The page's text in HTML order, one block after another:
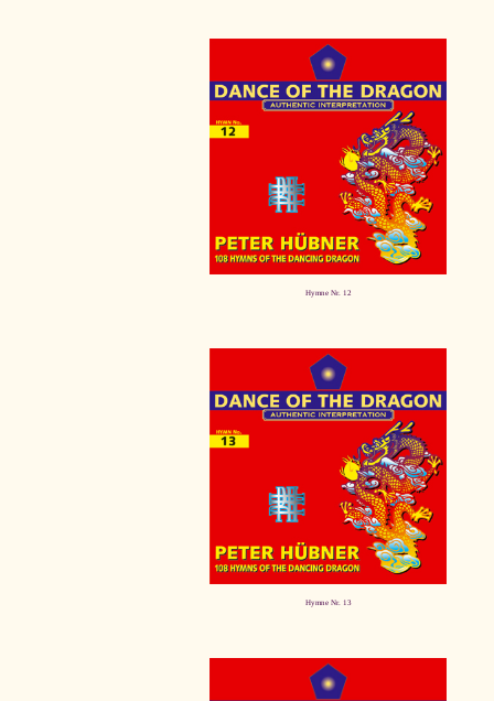
Hymne Nr. 12
Hymne Nr. 13